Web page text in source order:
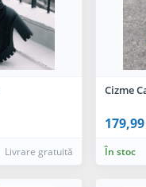
Livrare gratuită
Cizme
179,99
În stoc